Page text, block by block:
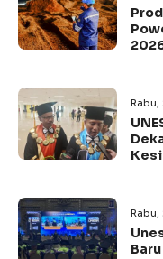
Rabu,
Rabu,